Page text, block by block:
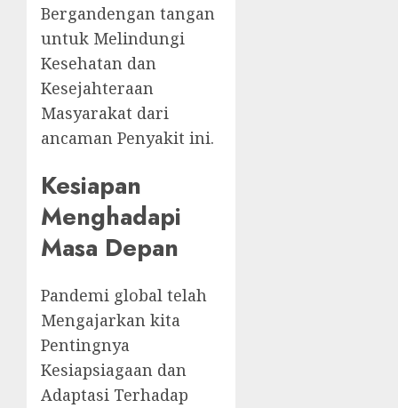
Bergandengan tangan
untuk Melindungi
Kesehatan dan
Kesejahteraan
Masyarakat dari
ancaman Penyakit ini.
Kesiapan
Menghadapi
Masa Depan
Pandemi global telah
Mengajarkan kita
Pentingnya
Kesiapsiagaan dan
Adaptasi Terhadap